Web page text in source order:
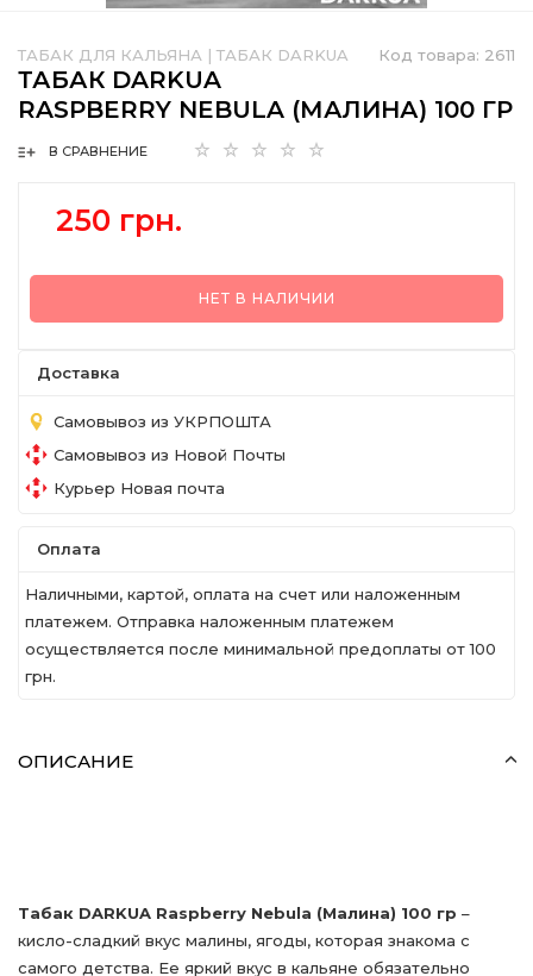
Код товара: 2611
ТАБАК ДЛЯ КАЛЬЯНА | ТАБАК DARKUA
ТАБАК DARKUA
RASPBERRY NEBULA (МАЛИНА) 100 ГР
В СРАВНЕНИЕ
250 грн.
НЕТ В НАЛИЧИИ
Доставка
Самовывоз из УКРПОШТА
Самовывоз из Новой Почты
Курьер Новая почта
Оплата
Наличными, картой, оплата на счет или наложенным
платежем. Отправка наложенным платежем
осуществляется после минимальной предоплаты от 100
грн.
ОПИСАНИЕ
Табак DARKUA Raspberry Nebula (Малина) 100 гр –
кисло-сладкий вкус малины, ягоды, которая знакома с
самого детства. Ее яркий вкус в кальяне обязательно